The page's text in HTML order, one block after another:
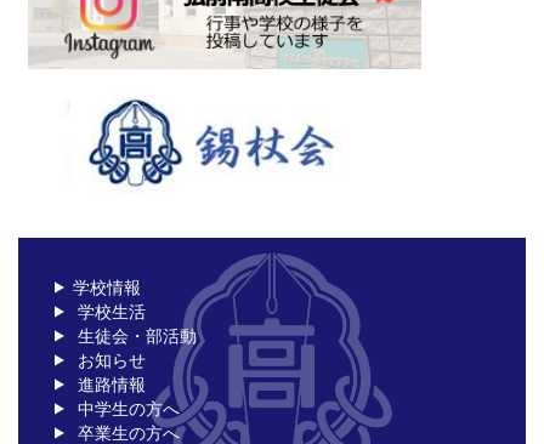
学校情報
学校生活
生徒会・部活動
お知らせ
進路情報
中学生の方へ
卒業生の方へ